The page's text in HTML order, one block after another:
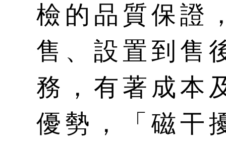
檢的品質保證
售、設置到售
務，有著成本
優勢，「磁干